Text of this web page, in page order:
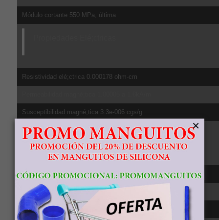
Módulo cortante 550 MPa, última
Resistividad elé;ctrica 0.000178 ohm-cm
Susceptibilidad magné;tica 3.3e-006 cgs/g
Propiedades Té;rmicas
CTE, lineal 20°C 8.6 µm/m-°C, de 20-100ºC
CTE, lineal 250°C 9.2 µm/m-°C, media sobre el rango 20-315ºC
CTE, lineal 500°C 9.7 µm/m-°C, media sobre el rango 20-650ºC
×